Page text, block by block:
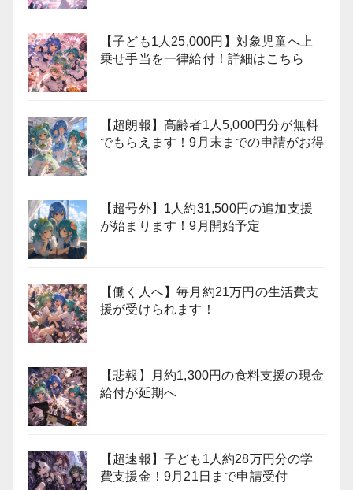
【子ども1人25,000円】対象児童へ上
乗せ手当を一律給付！詳細はこちら
【超朗報】高齢者1人5,000円分が無料
でもらえます！9月末までの申請がお得
【超号外】1人約31,500円の追加支援
が始まります！9月開始予定
【働く人へ】毎月約21万円の生活費支
援が受けられます！
【悲報】月約1,300円の食料支援の現金
給付が延期へ
【超速報】子ども1人約28万円分の学
費支援金！9月21日まで申請受付